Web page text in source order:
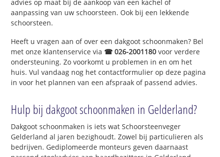
advies op maat bij de aankoop van een kachel of
aanpassing van uw schoorsteen. Ook bij een lekkende
schoorsteen.
Heeft u vragen aan of over een dakgoot schoonmaken? Bel
met onze klantenservice via ☎ 026-2001180 voor verdere
ondersteuning. Zo voorkomt u problemen in en om het
huis. Vul vandaag nog het contactformulier op deze pagina
in voor het plannen van een afspraak of passend advies.
Hulp bij dakgoot schoonmaken in Gelderland?
Dakgoot schoonmaken is iets wat Schoorsteenveger
Gelderland al jaren bezighoudt. Zowel bij particulieren als
bedrijven. Gediplomeerde monteurs geven daarnaast